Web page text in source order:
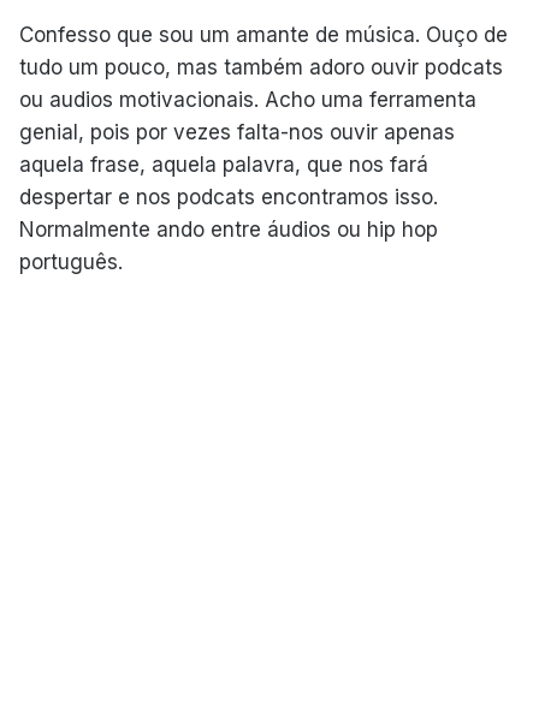
Confesso que sou um amante de música. Ouço de
tudo um pouco, mas também adoro ouvir podcats
ou audios motivacionais. Acho uma ferramenta
genial, pois por vezes falta-nos ouvir apenas
aquela frase, aquela palavra, que nos fará
despertar e nos podcats encontramos isso.
Normalmente ando entre áudios ou hip hop
português.